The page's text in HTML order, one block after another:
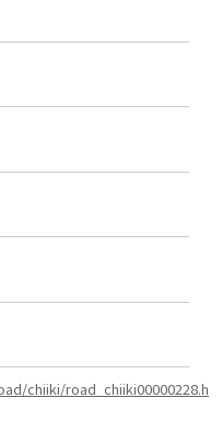
chiiki/road_chiiki00000228.h